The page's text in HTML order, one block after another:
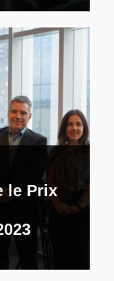
le Prix